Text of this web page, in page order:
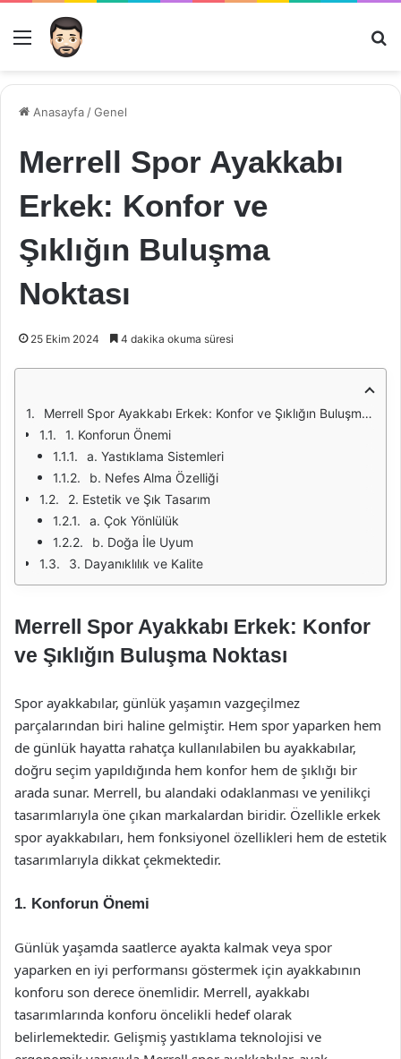
Menü
Anasayfa /Genel
Merrell Spor Ayakkabı
Erkek: Konfor ve
Şıklığın Buluşma
Noktası
25 Ekim 2024 4 dakika okuma süresi
Merrell Spor Ayakkabı Erkek: Konfor ve Şıklığın Buluşma Noktası
1. Konforun Önemi
a. Yastıklama Sistemleri
b. Nefes Alma Özelliği
2. Estetik ve Şık Tasarım
a. Çok Yönlülük
b. Doğa İle Uyum
3. Dayanıklılık ve Kalite
Merrell Spor Ayakkabı Erkek: Konfor
ve Şıklığın Buluşma Noktası
Spor ayakkabılar, günlük yaşamın vazgeçilmez
parçalarından biri haline gelmiştir. Hem spor yaparken hem
de günlük hayatta rahatça kullanılabilen bu ayakkabılar,
doğru seçim yapıldığında hem konfor hem de şıklığı bir
arada sunar. Merrell, bu alandaki odaklanması ve yenilikçi
tasarımlarıyla öne çıkan markalardan biridir. Özellikle erkek
spor ayakkabıları, hem fonksiyonel özellikleri hem de estetik
tasarımlarıyla dikkat çekmektedir.
1. Konforun Önemi
Günlük yaşamda saatlerce ayakta kalmak veya spor
yaparken en iyi performansı göstermek için ayakkabının
konforu son derece önemlidir. Merrell, ayakkabı
tasarımlarında konforu öncelikli hedef olarak
belirlemektedir. Gelişmiş yastıklama teknolojisi ve